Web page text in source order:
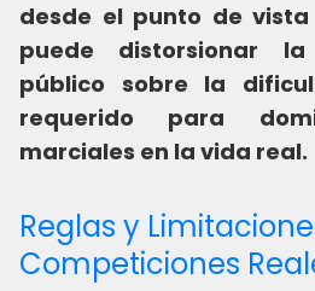
desde el punto de
puede distorsionar
público sobre la
requerido para
marciales en la vida real.
Reglas y
Competiciones